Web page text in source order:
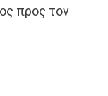
προς τον